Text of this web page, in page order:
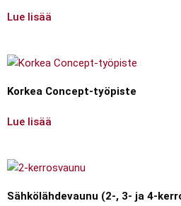
Lue lisää
Korkea Concept-työpiste
Lue lisää
Sähkölähdevaunu (2-, 3- ja 4-